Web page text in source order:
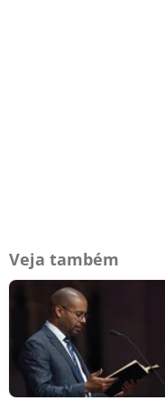
Veja também